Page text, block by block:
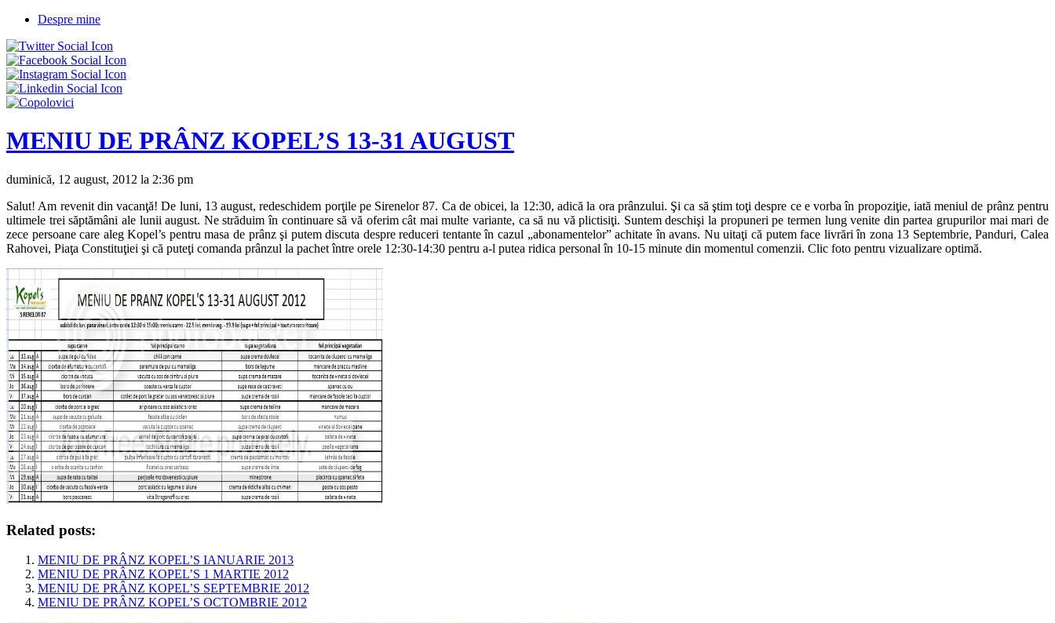
Despre mine
MENIU DE PRÂNZ KOPEL’S 13-31 AUGUST
duminică, 12 august, 2012 la 2:36 pm
Salut! Am revenit din vacanţă! De luni, 13 august, redeschidem porţile pe Sirenelor 87. Ca de obicei, la 12:30, adică la ora prânzului. Şi ca să ştim toţi despre ce e vorba în propoziţie, iată meniul de prânz pentru
ultimele trei săptămâni ale lunii august. Ne străduim în continuare să vă oferim cât mai multe variante, ca să nu vă plictisiţi. Suntem deschişi la propuneri pe termen lung venite din partea grupurilor mai mari de
zece persoane care aleg Kopel’s pentru masa de prânz şi putem discuta despre reduceri tentante în cazul „abonamentelor” achitate în avans. Nu uitaţi că putem face livrări în zona 13 Septembrie, Panduri, Calea
Rahovei, Piaţa Constituţiei şi că puteţi comanda prânzul la pachet între orele 12:30-14:30 pentru a-l putea ridica personal în 10-15 minute din momentul comenzii. Clic foto pentru vizualizare optimă.
Related posts:
MENIU DE PRÂNZ KOPEL’S IANUARIE 2013
MENIU DE PRÂNZ KOPEL’S 1 MARTIE 2012
MENIU DE PRÂNZ KOPEL’S SEPTEMBRIE 2012
MENIU DE PRÂNZ KOPEL’S OCTOMBRIE 2012